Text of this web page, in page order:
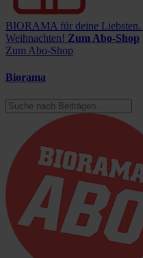
BIORAMA für deine Liebsten.
Weihnachten! Zum Abo-Shop
Zum Abo-Shop
Biorama